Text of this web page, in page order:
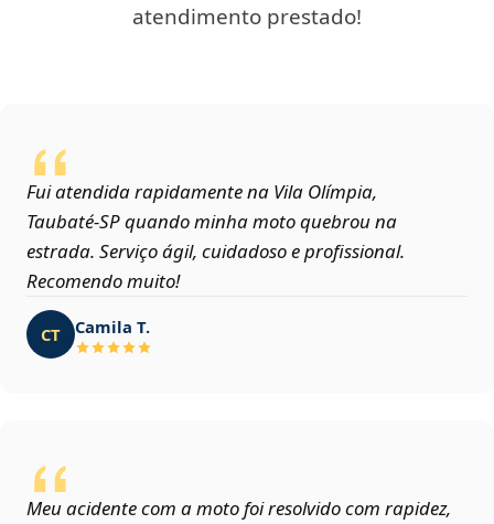
atendimento prestado!
Fui atendida rapidamente na Vila Olímpia,
Taubaté‑SP quando minha moto quebrou na
estrada. Serviço ágil, cuidadoso e profissional.
Recomendo muito!
CT Camila T.
Meu acidente com a moto foi resolvido com rapidez,